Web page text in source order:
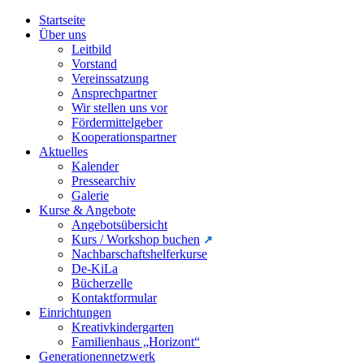
Startseite
Über uns
Leitbild
Vorstand
Vereinssatzung
Ansprechpartner
Wir stellen uns vor
Fördermittelgeber
Kooperationspartner
Aktuelles
Kalender
Pressearchiv
Galerie
Kurse & Angebote
Angebotsübersicht
Kurs / Workshop buchen
Nachbarschaftshelferkurse
De-KiLa
Bücherzelle
Kontaktformular
Einrichtungen
Kreativkindergarten
Familienhaus „Horizont“
Generationennetzwerk